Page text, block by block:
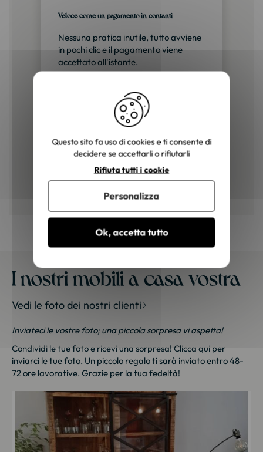
Veloce come un pagamento in contanti
Nessuna pratica inutile, tutto avviene
in pochi clic e il pagamento viene
accettato all'istante.
I vostri dati sono criptati e trattati in
conformità al RGPD. I vostri
pagamenti sono protetti dal
protocollo 3D-Secure.
I nostri mobili a casa vostra
Vedi le foto dei nostri clienti
Inviateci le vostre foto; una piccola sorpresa vi aspetta!
Condividi le tue foto e ricevi una sorpresa! Clicca qui per
inviarci le tue foto. Un piccolo regalo ti sarà inviato entro 48-
72 ore lavorative. Grazie per la tua fedeltà!
Questo sito fa uso di cookies e ti consente di
decidere se accettarli o rifiutarli
Ok, accetta tutto
Rifiuta tutti i cookie
Personalizza